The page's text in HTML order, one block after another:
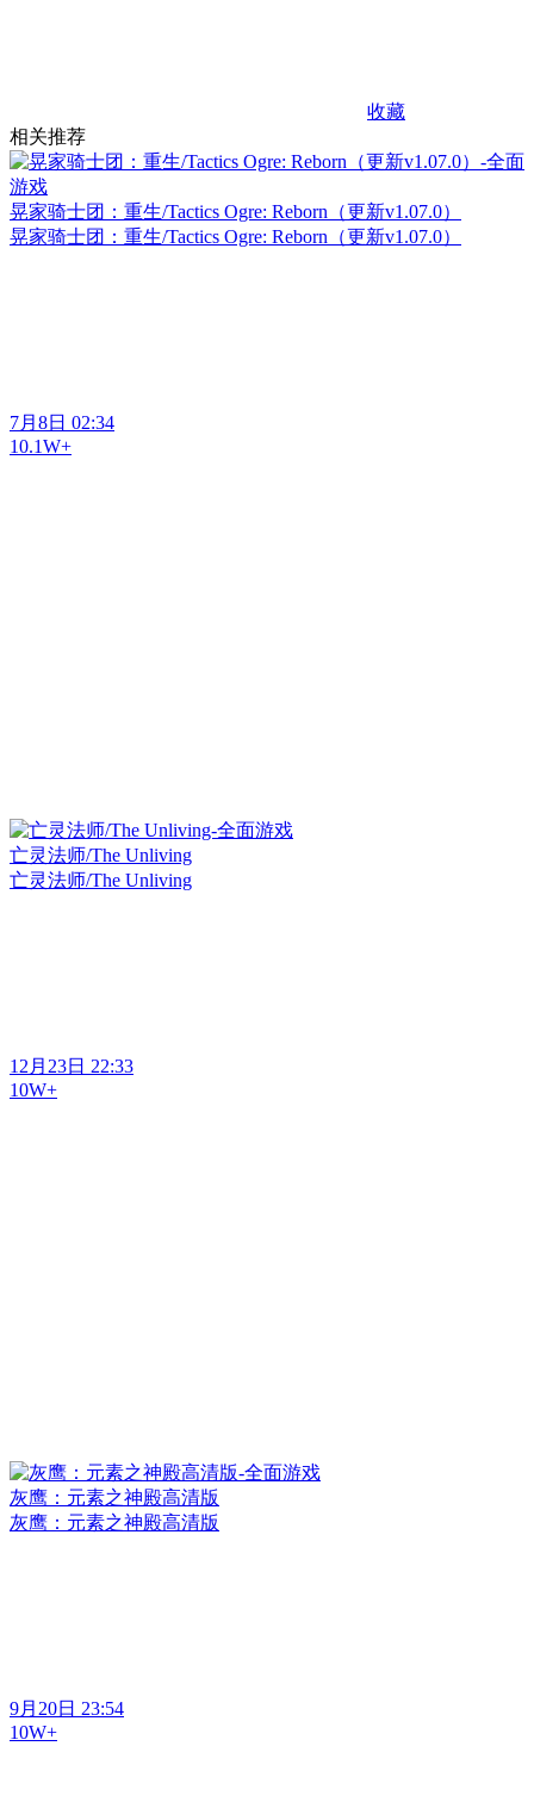
收藏
相关推荐
晃家骑士团：重生/Tactics Ogre: Reborn（更新v1.07.0）
晃家骑士团：重生/Tactics Ogre: Reborn（更新v1.07.0）
7月8日 02:34
10.1W+
亡灵法师/The Unliving
亡灵法师/The Unliving
12月23日 22:33
10W+
灰鹰：元素之神殿高清版
灰鹰：元素之神殿高清版
9月20日 23:54
10W+